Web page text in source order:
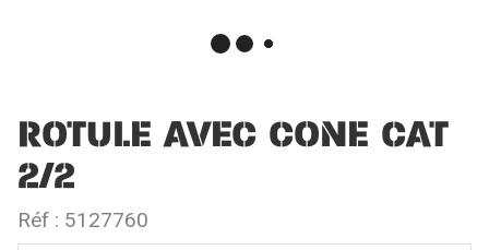
ROTULE AVEC CONE CAT
2/2
Réf : 5127760